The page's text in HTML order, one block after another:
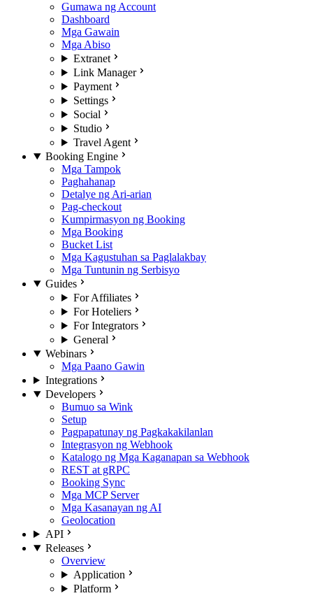
Gumawa ng Account
Dashboard
Mga Gawain
Mga Abiso
Extranet
Link Manager
Payment
Settings
Social
Studio
Travel Agent
Booking Engine
Mga Tampok
Paghahanap
Detalye ng Ari-arian
Pag-checkout
Kumpirmasyon ng Booking
Mga Booking
Bucket List
Mga Kagustuhan sa Paglalakbay
Mga Tuntunin ng Serbisyo
Guides
For Affiliates
For Hoteliers
For Integrators
General
Webinars
Mga Paano Gawin
Integrations
Developers
Bumuo sa Wink
Setup
Pagpapatunay ng Pagkakakilanlan
Integrasyon ng Webhook
Katalogo ng Mga Kaganapan sa Webhook
REST at gRPC
Booking Sync
Mga MCP Server
Mga Kasanayan ng AI
Geolocation
API
Releases
Overview
Application
Platform